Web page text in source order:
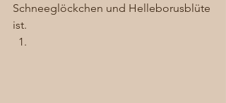
Schneeglöckchen und Helleborusblüte
ist.